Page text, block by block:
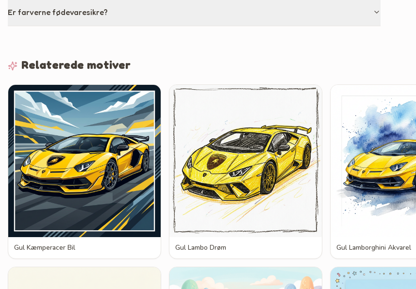
Er farverne fødevaresikre?
Relaterede motiver
Gul Kæmperacer Bil Gul Lambo Drøm Gul Lamborghini Akvarel